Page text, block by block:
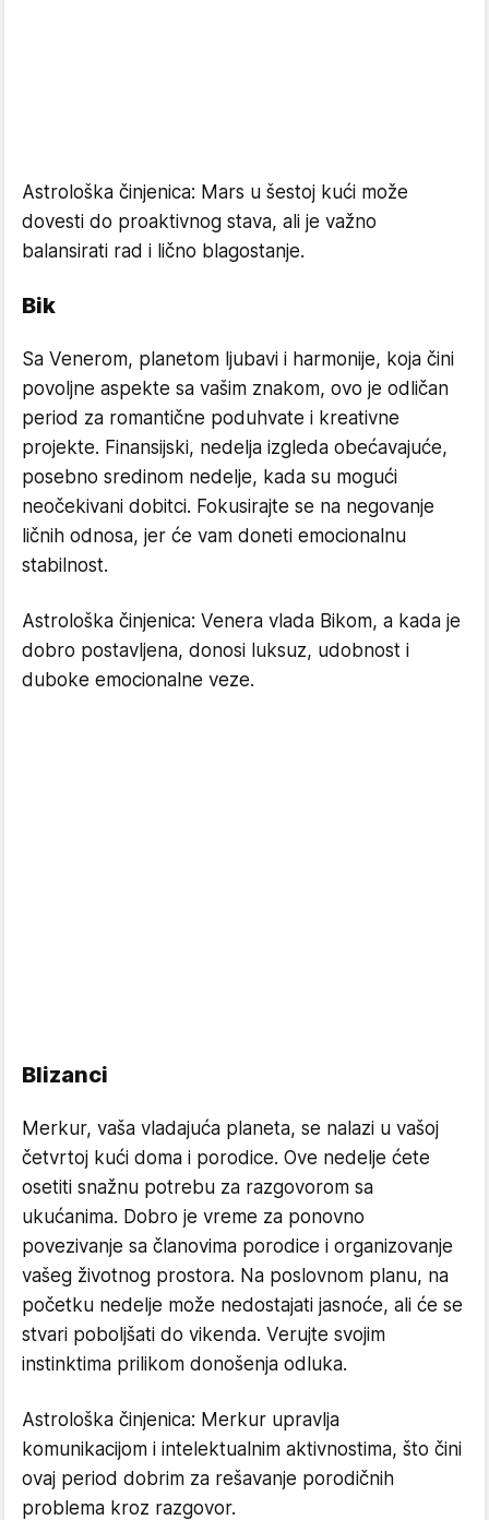
Astrološka činjenica: Mars u šestoj kući može
dovesti do proaktivnog stava, ali je važno
balansirati rad i lično blagostanje.
Bik
Sa Venerom, planetom ljubavi i harmonije, koja čini
povoljne aspekte sa vašim znakom, ovo je odličan
period za romantične poduhvate i kreativne
projekte. Finansijski, nedelja izgleda obećavajuće,
posebno sredinom nedelje, kada su mogući
neočekivani dobitci. Fokusirajte se na negovanje
ličnih odnosa, jer će vam doneti emocionalnu
stabilnost.
Astrološka činjenica: Venera vlada Bikom, a kada je
dobro postavljena, donosi luksuz, udobnost i
duboke emocionalne veze.
Blizanci
Merkur, vaša vladajuća planeta, se nalazi u vašoj
četvrtoj kući doma i porodice. Ove nedelje ćete
osetiti snažnu potrebu za razgovorom sa
ukućanima. Dobro je vreme za ponovno
povezivanje sa članovima porodice i organizovanje
vašeg životnog prostora. Na poslovnom planu, na
početku nedelje može nedostajati jasnoće, ali će se
stvari poboljšati do vikenda. Verujte svojim
instinktima prilikom donošenja odluka.
Astrološka činjenica: Merkur upravlja
komunikacijom i intelektualnim aktivnostima, što čini
ovaj period dobrim za rešavanje porodičnih
problema kroz razgovor.